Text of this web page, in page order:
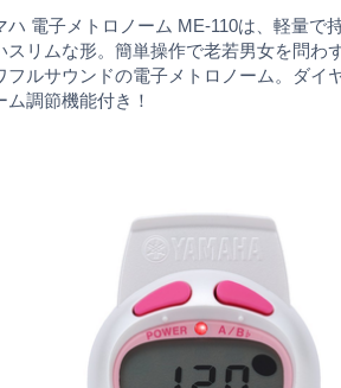
ハ 電子メトロノーム ME-110は、軽量で
スリムな形。簡単操作で老若男女を問わ
フルサウンドの電子メトロノーム。ダイ
ム調節機能付き！